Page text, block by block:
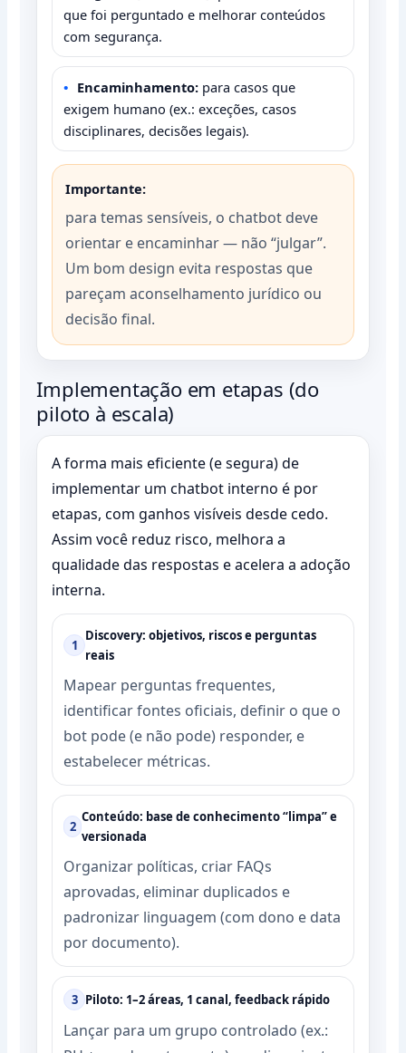
que foi perguntado e melhorar conteúdos
com segurança.
Encaminhamento: para casos que
exigem humano (ex.: exceções, casos
disciplinares, decisões legais).
Importante:
para temas sensíveis, o chatbot deve
orientar e encaminhar — não “julgar”.
Um bom design evita respostas que
pareçam aconselhamento jurídico ou
decisão final.
Implementação em etapas (do
piloto à escala)
A forma mais eficiente (e segura) de
implementar um chatbot interno é por
etapas, com ganhos visíveis desde cedo.
Assim você reduz risco, melhora a
qualidade das respostas e acelera a adoção
interna.
1
Discovery: objetivos, riscos e perguntas
reais
Mapear perguntas frequentes,
identificar fontes oficiais, definir o que o
bot pode (e não pode) responder, e
estabelecer métricas.
2
Conteúdo: base de conhecimento “limpa” e
versionada
Organizar políticas, criar FAQs
aprovadas, eliminar duplicados e
padronizar linguagem (com dono e data
por documento).
3 Piloto: 1–2 áreas, 1 canal, feedback rápido
Lançar para um grupo controlado (ex.: